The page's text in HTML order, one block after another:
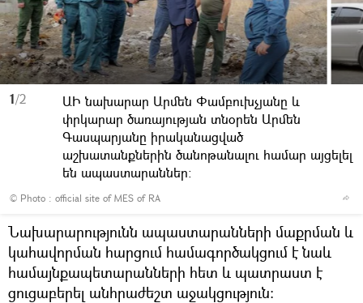
1/2
© Photo : official site of MES of RA
ԱԻ նախարար Արմեն Փամբուխչյանը և
փրկարար ծառայության տնօրեն Արմեն
Գասպարյանը իրականացված
աշխատանքներին ծանոթանալու համար այցելել
են ապաստարաններ։
Նախարարությունն ապաստարանների մաքրման և
կահավորման հարցում համագործակցում է նաև
համայնքապետարանների հետ և պատրաստ է
ցուցաբերել անհրաժեշտ աջակցություն։